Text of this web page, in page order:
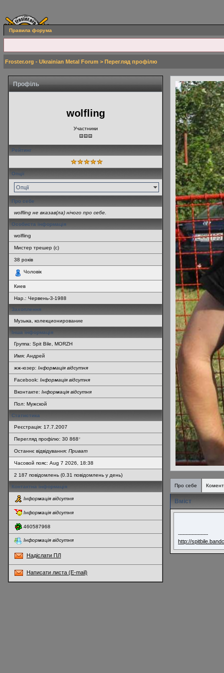
Правила форума
Froster.org - Ukrainian Metal Forum > Перегляд профілю
Профіль
wolfling
Участники
Рейтинг
Опції
Опції
Про себе
wolfling не вказав(ла) нічого про себе.
Особиста інформація
wolfling
Мистер трешер (с)
38 років
Чоловік
Киев
Нар.: Червень-3-1988
Захоплення
Музыка, колекционирование
Інша інформація
Группа: Spit Bile, MORZH
Имя: Андрей
жж-юзер: Інформація відсутня
Facebook: Інформація відсутня
Вконтакте: Інформація відсутня
Пол: Мужской
Статистика
Реєстрація: 17.7.2007
Перегляд профілю: 30 868*
Останнє відвідування: Приват
Часовой пояс: Aug 7 2026, 18:38
2 187 повідомлень (0.31 повідомлень у день)
Контактна інформація
Інформація відсутня
Інформація відсутня
460587968
Інформація відсутня
Надіслати ПЛ
Написати листа (E-mail)
Про себе
Вміст
--------------------
http://